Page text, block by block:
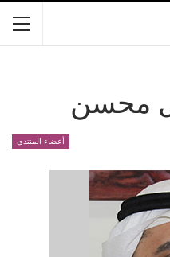
محسن
أعضاء المنتدى